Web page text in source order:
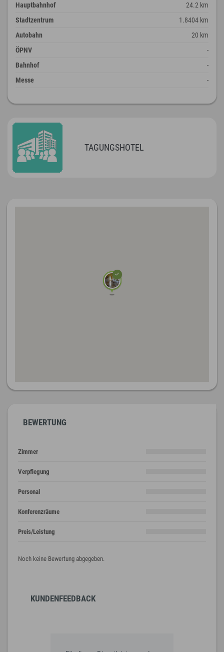
Hauptbahnhof
24.2 km
Stadtzentrum
1.8404 km
Autobahn
20 km
ÖPNV
-
Bahnhof
-
Messe
-
TAGUNGSHOTEL
BEWERTUNG
Zimmer
Verpflegung
Personal
Konferenzräume
Preis/Leistung
Noch keine Bewertung abgegeben.
KUNDENFEEDBACK